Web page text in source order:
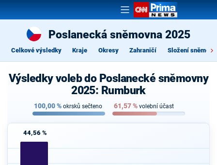
Poslanecká sněmovna 2025
Celkové výsledky Kraje Okresy Zahraničí Složení
Výsledky voleb do Poslanecké sněmovny
2025: Rumburk
100,00% okrsků sečteno 61,57% volební účast
44,56 %